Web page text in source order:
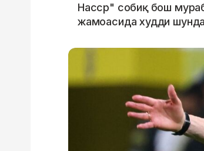
Насcр" собиқ бош
жамоасида худди